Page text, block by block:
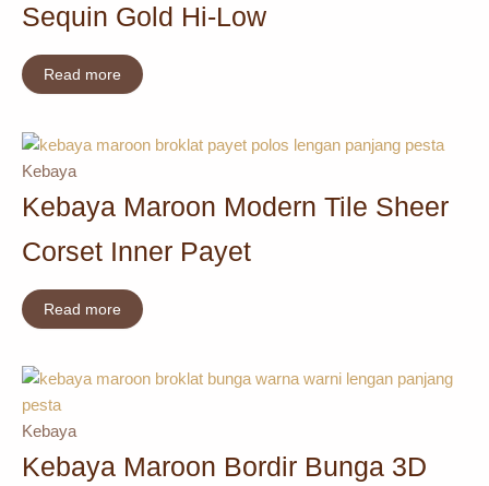
Sequin Gold Hi-Low
Read more
Kebaya
Kebaya Maroon Modern Tile Sheer
Corset Inner Payet
Read more
Kebaya
Kebaya Maroon Bordir Bunga 3D